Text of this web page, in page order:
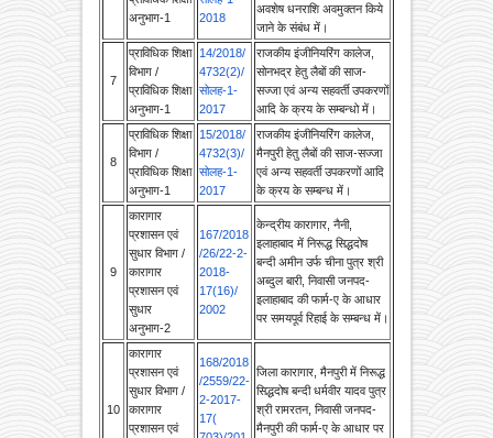
7
प्राविधिक शिक्षा
विभाग /
प्राविधिक शिक्षा
अनुभाग-1
14/2018/
4732(2)/
सोलह-1-
2017
राजकीय इंजीनियरिंग कालेज,
सोनभद्र हेतु लैबों की साज-
सज्जा एवं अन्य सहवर्ती उपकरणों
आदि के क्रय के सम्बन्धो में।
8
प्राविधिक शिक्षा
विभाग /
प्राविधिक शिक्षा
अनुभाग-1
15/2018/
4732(3)/
सोलह-1-
2017
राजकीय इंजीनियरिंग कालेज,
मैनपुरी हेतु लैबों की साज-सज्जा
एवं अन्य सहवर्ती उपकरणों आदि
के क्रय के सम्बन्ध में।
कारागार
प्रशासन एवं
सुधार विभाग /
कारागार
प्रशासन एवं
सुधार
अनुभाग-2
167/2018
2018-
17(16)/
2002
केन्द्रीय कारागार, नैनी,
इलाहाबाद में निरूद्ध सिद्धदोष
बन्दी अमीन उर्फ चीना पुत्र श्री
अब्दुल बारी, निवासी जनपद-
इलाहाबाद की फार्म-ए के आधार
पर समयपूर्व रिहाई के सम्बन्ध में।
कारागार
प्रशासन एवं
सुधार विभाग /
कारागार
प्रशासन एवं
सुधार
अनुभाग-2
/2559/22-
2-2017-
17(
703)/201
7
जिला कारागार, मैनपुरी में निरूद्ध
श्री रामरतन, निवासी जनपद-
मैनपुरी की फार्म-ए के आधार पर
समयपूर्व रिहाई के सम्बन्ध में।